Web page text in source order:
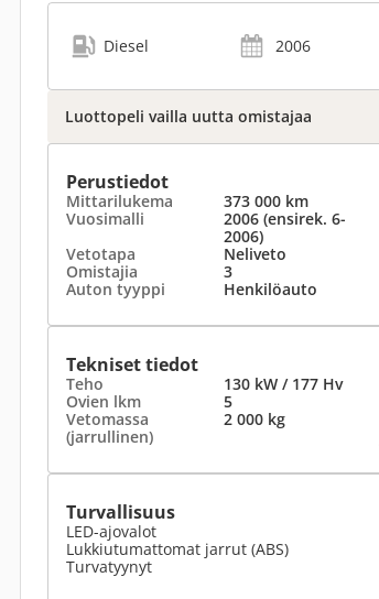
Diesel 2006
Luottopeli vailla uutta omistajaa
Perustiedot
Mittarilukema 373 000 km
Vuosimalli
2006 (ensirek. 6-
2006)
Vetotapa
Neliveto
Omistajia
3
Auton tyyppi
Henkilöauto
Tekniset tiedot
Teho 130 kW / 177 Hv
Ovien lkm
5
Vetomassa
(jarrullinen)
2 000 kg
Turvallisuus
LED-ajovalot
Lukkiutumattomat jarrut (ABS)
Turvatyynyt